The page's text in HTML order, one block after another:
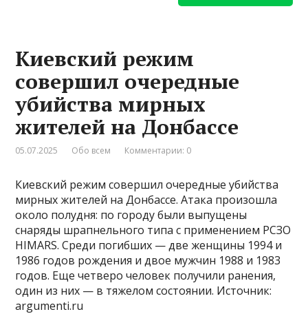
Киевский режим
совершил очередные
убийства мирных
жителей на Донбассе
05.07.2025 Обо всем Комментарии: 0
Киевский режим совершил очередные убийства
мирных жителей на Донбассе. Атака произошла
около полудня: по городу были выпущены
снаряды шрапнельного типа с применением РСЗО
HIMARS. Среди погибших — две женщины 1994 и
1986 годов рождения и двое мужчин 1988 и 1983
годов. Еще четверо человек получили ранения,
один из них — в тяжелом состоянии. Источник:
argumenti.ru